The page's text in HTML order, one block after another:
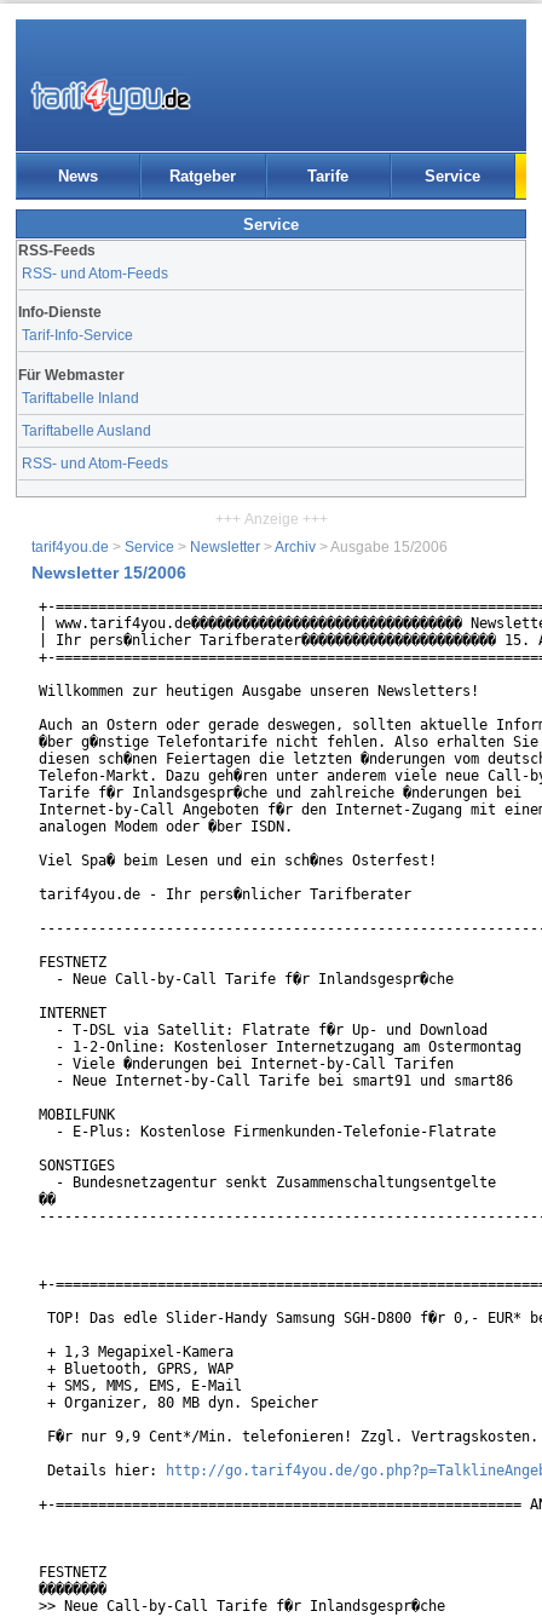
News Ratgeber Tarife Service
Service
RSS-Feeds
RSS- und Atom-Feeds
Info-Dienste
Tarif-Info-Service
Für Webmaster
Tariftabelle Inland
Tariftabelle Ausland
RSS- und Atom-Feeds
+++ Anzeige +++
tarif4you.de > Service > Newsletter >Archiv > Ausgabe 15/2006
Newsletter 15/2006
+-
| www.tarif4you.de��������������������������������
| Ihr pers�nlicher Tarifberater�����������������������
+-
Willkommen zur heutigen Ausgabe unseren Newsletters!
Auch an Ostern oder gerade deswegen, sollten aktuelle
�ber g�nstige Telefontarife nicht fehlen. Also erhalten Sie
diesen sch�nen Feiertagen die letzten �nderungen vom
Telefon-Markt. Dazu geh�ren unter anderem viele neue Call-
Tarife f�r Inlandsgespr�che und zahlreiche �nderungen bei
Internet-by-Call Angeboten f�r den Internet-Zugang mit
analogen Modem oder �ber ISDN.
Viel Spa� beim Lesen und ein sch�nes Osterfest!
tarif4you.de - Ihr pers�nlicher Tarifberater
FESTNETZ
  - Neue Call-by-Call Tarife f�r Inlandsgespr�che
INTERNET
  - T-DSL via Satellit: Flatrate f�r Up- und Download
  - 1-2-Online: Kostenloser Internetzugang am Ostermontag
  - Viele �nderungen bei Internet-by-Call Tarifen
  - Neue Internet-by-Call Tarife bei smart91 und smart86
MOBILFUNK
  - E-Plus: Kostenlose Firmenkunden-Telefonie-Flatrate
SONSTIGES
  - Bundesnetzagentur senkt Zusammenschaltungsentgelte
��
+-
TOP! Das edle Slider-Handy Samsung SGH-D800 f�r 0,-
+ 1,3 Megapixel-Kamera
+ Bluetooth, GPRS, WAP
+ SMS, MMS, EMS, E-Mail
+ Organizer, 80 MB dyn. Speicher
F�r nur 9,9 Cent*/Min. telefonieren! Zzgl.
Details hier:
http://go.tarif4you.de/
+-=======================================================
FESTNETZ
��������
>> Neue Call-by-Call Tarife f�r Inlandsgespr�che